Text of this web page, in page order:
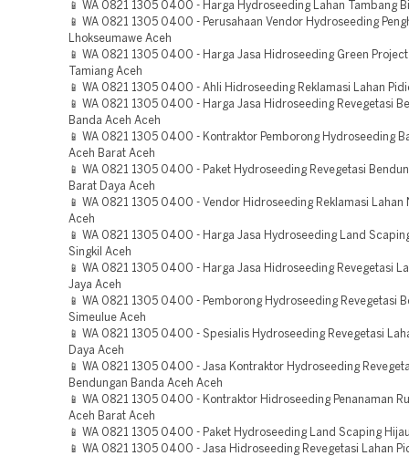
📱 WA 0821 1305 0400 - Harga Hydroseeding Lahan Tambang
📱 WA 0821 1305 0400 - Perusahaan Vendor Hydroseeding
Lhokseumawe Aceh
📱 WA 0821 1305 0400 - Harga Jasa Hidroseeding Green
Tamiang Aceh
📱 WA 0821 1305 0400 - Ahli Hidroseeding Reklamasi Lahan
📱 WA 0821 1305 0400 - Harga Jasa Hidroseeding Revegetasi
Banda Aceh Aceh
📱 WA 0821 1305 0400 - Kontraktor Pemborong Hydroseeding
Aceh Barat Aceh
📱 WA 0821 1305 0400 - Paket Hydroseeding Revegetasi
Barat Daya Aceh
📱 WA 0821 1305 0400 - Vendor Hidroseeding Reklamasi Lahan
Aceh
📱 WA 0821 1305 0400 - Harga Jasa Hydroseeding Land
Singkil Aceh
📱 WA 0821 1305 0400 - Harga Jasa Hidroseeding Revegetasi
Jaya Aceh
📱 WA 0821 1305 0400 - Pemborong Hydroseeding Revegetasi
Simeulue Aceh
📱 WA 0821 1305 0400 - Spesialis Hydroseeding Revegetasi
Daya Aceh
📱 WA 0821 1305 0400 - Jasa Kontraktor Hydroseeding
Bendungan Banda Aceh Aceh
📱 WA 0821 1305 0400 - Kontraktor Hidroseeding Penanaman
Aceh Barat Aceh
📱 WA 0821 1305 0400 - Paket Hydroseeding Land Scaping
📱 WA 0821 1305 0400 - Jasa Hidroseeding Revegetasi Lahan